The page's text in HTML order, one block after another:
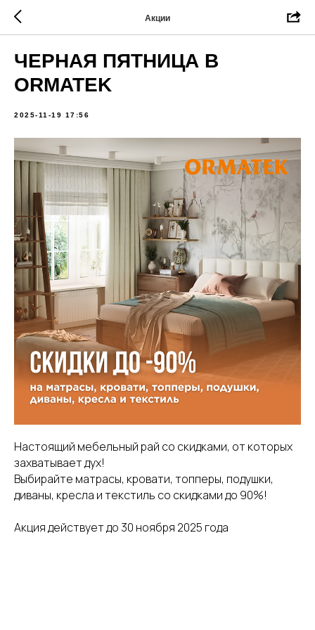
Акции
ЧЕРНАЯ ПЯТНИЦА В
ORMATEK
2025-11-19 17:56
Настоящий мебельный рай со скидками, от которых
захватывает дух!
Выбирайте матрасы, кровати, топперы, подушки,
диваны, кресла и текстиль со скидками до 90%!
Акция действует до 30 ноября 2025 года